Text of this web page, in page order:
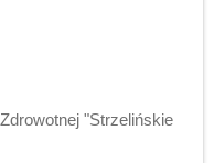
"Strzelińskie